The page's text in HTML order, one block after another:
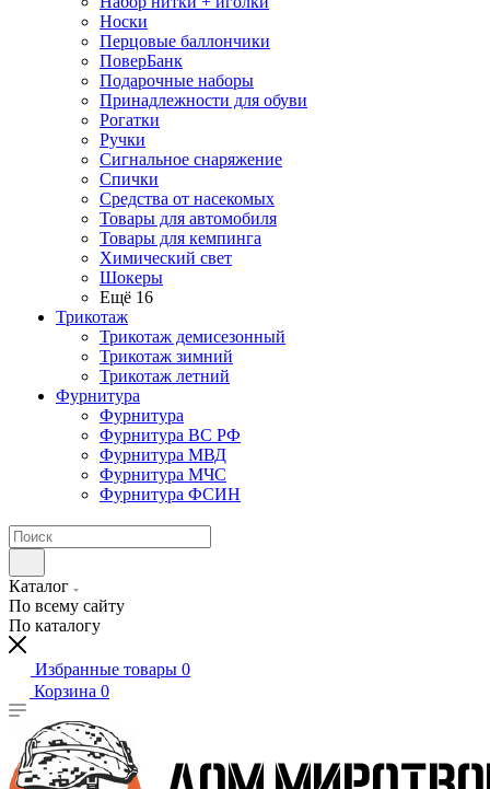
Носки
Перцовые баллончики
ПоверБанк
Подарочные наборы
Принадлежности для обуви
Рогатки
Ручки
Сигнальное снаряжение
Спички
Средства от насекомых
Товары для автомобиля
Товары для кемпинга
Химический свет
Шокеры
Ещё 16
Трикотаж
Трикотаж демисезонный
Трикотаж зимний
Трикотаж летний
Фурнитура
Фурнитура
Фурнитура ВС РФ
Фурнитура МВД
Фурнитура МЧС
Фурнитура ФСИН
Каталог
По всему сайту
По каталогу
Избранные товары 0
Корзина 0